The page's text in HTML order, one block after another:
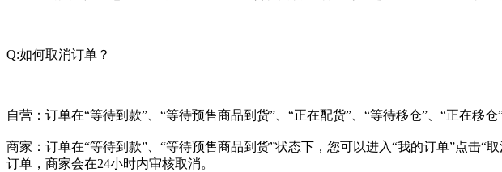
Q:如何取消订单？
自营：订单在“等待到款”、“等待预售商品到货”、“正在配货”、“等待移仓”、“正在移
商家：订单在“等待到款”、“等待预售商品到货”状态下，您可以进入“我的订单”点击“
订单，商家会在24小时内审核取消。